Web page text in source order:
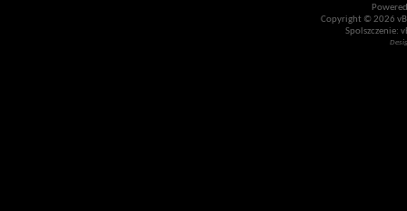
Copyright © 2026
Spolszczenie: